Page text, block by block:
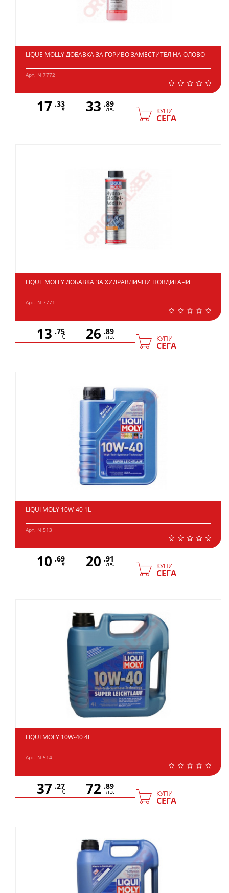
LIQUE MOLLY ДОБАВКА ЗА ГОРИВО ЗАМЕСТИТЕЛ НА ОЛОВО
Арт. N 7772
17 .33
€ 33 .89
лв. КУПИ
СЕГА
LIQUE MOLLY ДОБАВКА ЗА ХИДРАВЛИЧНИ ПОВДИГАЧИ
Арт. N 7771
13 .75
€ 26 .89
лв. КУПИ
СЕГА
LIQUI MOLY 10W-40 1L
Арт. N 513
10 .69
€ 20 .91
лв. КУПИ
СЕГА
LIQUI MOLY 10W-40 4L
Арт. N 514
37 .27
€ 72 .89
лв. КУПИ
СЕГА